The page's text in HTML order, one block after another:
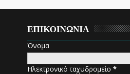
ΕΠΙΚΟΙΝΩΝΙΑ
Όνομα
Ηλεκτρονικό ταχυδρομείο*